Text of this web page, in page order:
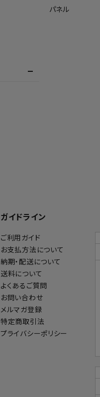
パネル
ガイドライン
ご利用ガイド
お支払方法について
納期・配送について
送料について
よくあるご質問
お問い合わせ
メルマガ登録
特定商取引法
プライバシーポリシー